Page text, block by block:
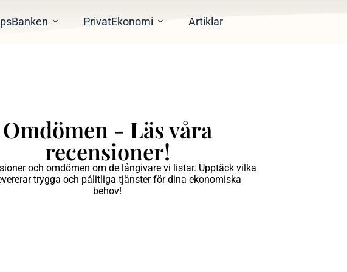
PrivatEkonomi Artiklar
Omdömen - Läs våra
recensioner!
och omdömen om de långivare vi listar. Upptäck vilka
trygga och pålitliga tjänster för dina ekonomiska
behov!